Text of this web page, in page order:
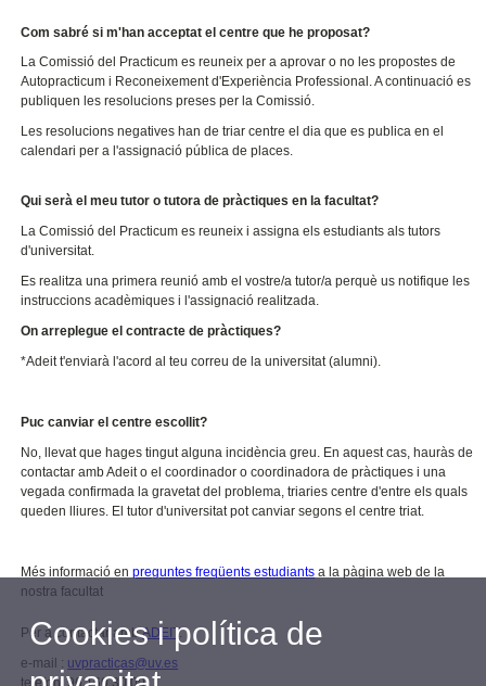
Com sabré si m'han acceptat el centre que he proposat?
La Comissió del Practicum es reuneix per a aprovar o no les propostes de
Autopracticum i Reconeixement d'Experiència Professional. A continuació es
publiquen les resolucions preses per la Comissió.
Les resolucions negatives han de triar centre el dia que es publica en el
calendari per a l'assignació pública de places.
Qui serà el meu tutor o tutora de pràctiques en la facultat?
La Comissió del Practicum es reuneix i assigna els estudiants als tutors
d'universitat.
Es realitza una primera reunió amb el vostre/a tutor/a perquè us notifique les
instruccions acadèmiques i l'assignació realitzada.
On arreplegue el contracte de pràctiques?
*Adeit t'enviarà l'acord al teu correu de la universitat (alumni).
Puc canviar el centre escollit?
No, llevat que hages tingut alguna incidència greu. En aquest cas, hauràs de
contactar amb Adeit o el coordinador o coordinadora de pràctiques i una
vegada confirmada la gravetat del problema, triaries centre d'entre els quals
queden lliures. El tutor d'universitat pot canviar segons el centre triat.
Més informació enpreguntes freqüents estudiants a la pàgina web de la
nostra facultat
Per a contactar ambADEIT:
e-mail : uvpracticas@uv.es
telèfon:96 160 30 00
Cookies i política de